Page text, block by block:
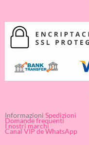
Informazioni Spedizioni
Domande frequenti
I nostri marchi
Canal VIP de WhatsApp